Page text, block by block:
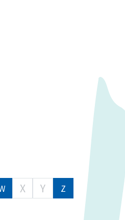
X Y Z